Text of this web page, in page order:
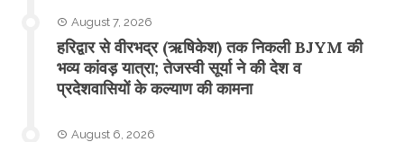
August 7, 2026
​हरिद्वार से वीरभद्र (ऋषिकेश) तक निकली BJYM की
भव्य कांवड़ यात्रा; तेजस्वी सूर्या ने की देश व
प्रदेशवासियों के कल्याण की कामना
August 6, 2026